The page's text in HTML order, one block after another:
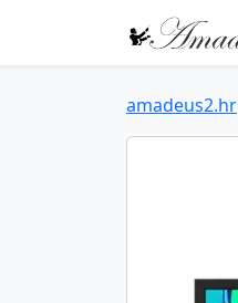
amadeus2.hr